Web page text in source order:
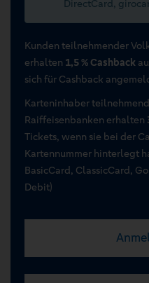
DirectCard,
Kunden teilnehmender
erhalten 1,5 % Cashback
sich für Cashback
Karteninhaber
Raiffeisenbanken erhalten
Tickets, wenn sie bei der
Kartennummer hinterlegt
BasicCard, ClassicCard,
Debit)